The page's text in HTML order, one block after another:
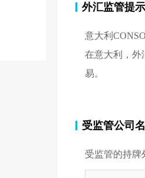
外汇监管提示
意大利
在意大利，外
易。
受监管公司
受监管的持牌